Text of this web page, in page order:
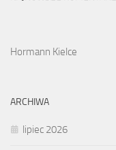
Hormann Kielce
ARCHIWA
lipiec 2026